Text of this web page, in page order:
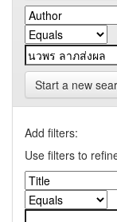
Start a new
Add filters:
Use filters to